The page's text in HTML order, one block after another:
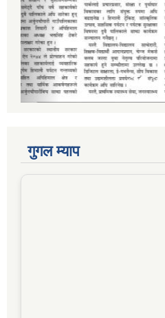
गुगल म्याप